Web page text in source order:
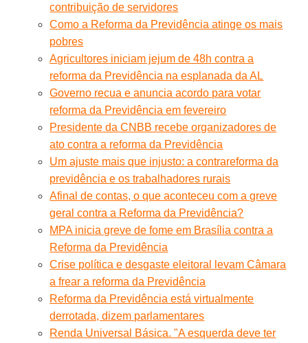
contribuição de servidores
Como a Reforma da Previdência atinge os mais
pobres
Agricultores iniciam jejum de 48h contra a
reforma da Previdência na esplanada da AL
Governo recua e anuncia acordo para votar
reforma da Previdência em fevereiro
Presidente da CNBB recebe organizadores de
ato contra a reforma da Previdência
Um ajuste mais que injusto: a contrareforma da
previdência e os trabalhadores rurais
Afinal de contas, o que aconteceu com a greve
geral contra a Reforma da Previdência?
MPA inicia greve de fome em Brasília contra a
Reforma da Previdência
Crise política e desgaste eleitoral levam Câmara
a frear a reforma da Previdência
Reforma da Previdência está virtualmente
derrotada, dizem parlamentares
Renda Universal Básica. "A esquerda deve ter